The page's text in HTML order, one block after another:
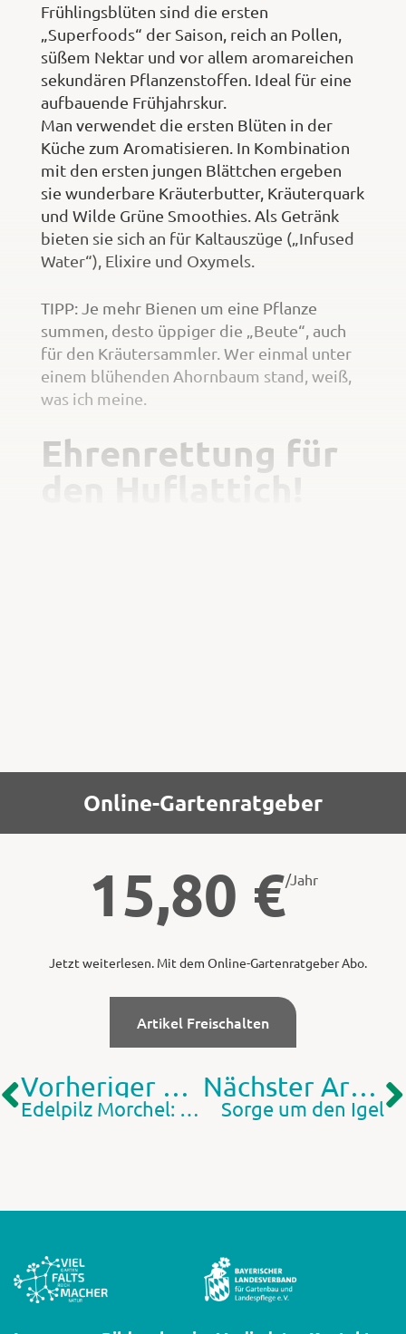
Frühlingsblüten sind die ersten
„Superfoods“ der Saison, reich an Pollen,
süßem Nektar und vor allem aromareichen
sekundären Pflanzenstoffen. Ideal für eine
aufbauende Frühjahrskur.
Man verwendet die ersten Blüten in der
Küche zum Aromatisieren. In Kombination
mit den ersten jungen Blättchen ergeben
sie wunderbare Kräuterbutter, Kräuterquark
und Wilde Grüne Smoothies. Als Getränk
bieten sie sich an für Kaltauszüge („Infused
Water“), Elixire und Oxymels.
TIPP: Je mehr Bienen um eine Pflanze
summen, desto üppiger die „Beute“, auch
für den Kräutersammler. Wer einmal unter
einem blühenden Ahornbaum stand, weiß,
was ich meine.
Ehrenrettung für
den Huflattich!
Online-Gartenratgeber
15,80 €/Jahr
Jetzt weiterlesen. Mit dem Online-Gartenratgeber Abo.
Artikel Freischalten
Vorheriger Artikel
Edelpilz Morchel: Ein Frühlingstraum aus der Natur
Nächster Artikel
Sorge um den Igel